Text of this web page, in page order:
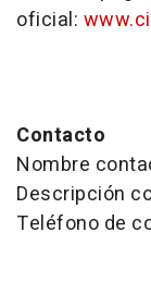
oficial:
Contacto
Nombre
Descripción
Teléfono de